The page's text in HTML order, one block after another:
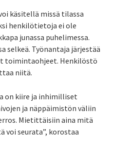
käsitellä missä tilassa
henkilötietoja ei ole
junassa puhelimessa.
selkeä. Työnantaja järjestää
toimintaohjeet. Henkilöstö
niitä.
on kiire ja inhimilliset
ja näppäimistön väliin
Mietittäisiin aina mitä
voi seurata”, korostaa